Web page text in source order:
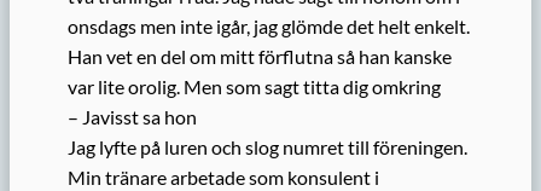
onsdags men inte igår, jag glömde det helt enkelt.
Han vet en del om mitt förflutna så han kanske
var lite orolig. Men som sagt titta dig omkring
– Javisst sa hon
Jag lyfte på luren och slog numret till föreningen.
Min tränare arbetade som konsulent i